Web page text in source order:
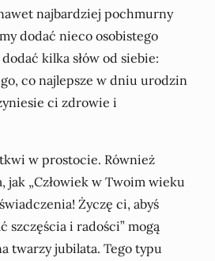
najbardziej pochmurny
dodać nieco osobistego
kilka słów od siebie:
co najlepsze w dniu urodzin
ci zdrowie i
tkwi w prostocie. Również
jak „Człowiek w Twoim wieku
Życzę ci, abyś
szczęścia i radości” mogą
twarzy jubilata. Tego typu